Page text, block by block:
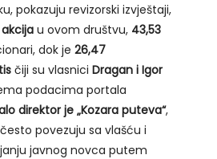
pokazuju revizorski izvještaji,
u ovom društvu, 43,53
dok je 26,47
čiji su vlasnici Dragan i Igor
podacima portala
direktor je „Kozara puteva“,
povezuju sa vlašću i
javnog novca putem